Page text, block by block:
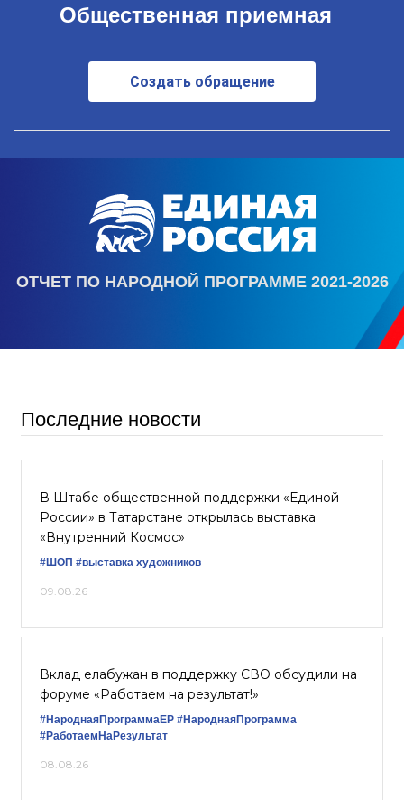
Общественная приемная
Создать обращение
ОТЧЕТ ПО НАРОДНОЙ ПРОГРАММЕ 2021-2026
Последние новости
В Штабе общественной поддержки «Единой
России» в Татарстане открылась выставка
«Внутренний Космос»
#ШОП #выставка художников
09.08.26
Вклад елабужан в поддержку СВО обсудили на
форуме «Работаем на результат!»
#НароднаяПрограммаЕР #НароднаяПрограмма
#РаботаемНаРезультат
08.08.26